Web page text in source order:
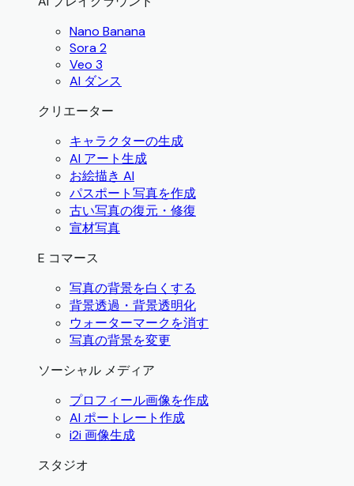
Nano Banana
Sora 2
Veo 3
AI ダンス
クリエーター
キャラクターの生成
AI アート生成
お絵描き AI
パスポート写真を作成
古い写真の復元・修復
宣材写真
E コマース
写真の背景を白くする
背景透過・背景透明化
ウォーターマークを消す
写真の背景を変更
ソーシャル メディア
プロフィール画像を作成
AI ポートレート作成
i2i 画像生成
スタジオ